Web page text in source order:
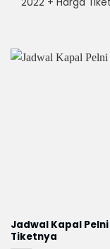
Jadwal Kapal
Tiketnya